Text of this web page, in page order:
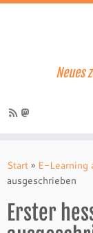
Inhalt
springen
Neues
Start » E-Learning
ausgeschrieben
Erster